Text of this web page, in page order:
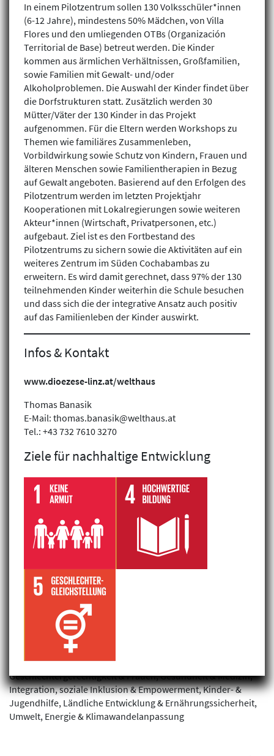
Projekte finden
Klimagerechtigkeit
Geschlechtergerechtigkeit
Inklusion
Filterergebnis: 1 gefunden
Integrative Lernbetreuung
Amerika, Bolivien,
Aus- & Weiterbildung, Frieden & Sicherheit,
Geschlechtergerechtigkeit & Frauen, Gesundheit & Medizin,
Integration, soziale Inklusion & Empowerment, Kinder- &
Jugendhilfe, Ländliche Entwicklung & Ernährungssicherheit,
Umwelt, Energie & Klimawandelanpassung
In einem Pilotzentrum sollen 130 Volksschüler*innen
(6-12 Jahre), mindestens 50% Mädchen, von Villa
Flores und den umliegenden OTBs (Organización
Territorial de Base) betreut werden. Die Kinder
kommen aus ärmlichen Verhältnissen, Großfamilien,
sowie Familien mit Gewalt- und/oder
Alkoholproblemen. Die Auswahl der Kinder findet über
die Dorfstrukturen statt. Zusätzlich werden 30
Mütter/Väter der 130 Kinder in das Projekt
aufgenommen. Für die Eltern werden Workshops zu
Themen wie familiäres Zusammenleben,
Vorbildwirkung sowie Schutz von Kindern, Frauen und
älteren Menschen sowie Familientherapien in Bezug
auf Gewalt angeboten. Basierend auf den Erfolgen des
Pilotzentrum werden im letzten Projektjahr
Kooperationen mit Lokalregierungen sowie weiteren
Akteur*innen (Wirtschaft, Privatpersonen, etc.)
aufgebaut. Ziel ist es den Fortbestand des
Pilotzentrums zu sichern sowie die Aktivitäten auf ein
weiteres Zentrum im Süden Cochabambas zu
erweitern. Es wird damit gerechnet, dass 97% der 130
teilnehmenden Kinder weiterhin die Schule besuchen
und dass sich die der integrative Ansatz auch positiv
auf das Familienleben der Kinder auswirkt.
Infos & Kontakt
www.dioezese-linz.at/welthaus
Thomas Banasik
E-Mail: thomas.banasik@welthaus.at
Tel.: +43 732 7610 3270
Ziele für nachhaltige Entwicklung